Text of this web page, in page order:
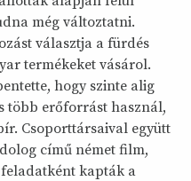
még változtatni.
választja a fürdés
termékeket vásárol.
hogy szinte alig
több erőforrást használ,
Csoporttársaival együtt
című német film,
kapták a